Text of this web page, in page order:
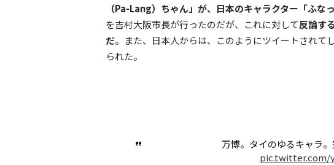
（Pa-Lang）ちゃん」が、日本のキャラクター「ふな
を吉村大阪市長が行ったのだが、これに対して反論す
だ。また、日本人からは、このようにツイートされて
られた。
万博。タイのゆるキャラ。
pic.twitter.com/